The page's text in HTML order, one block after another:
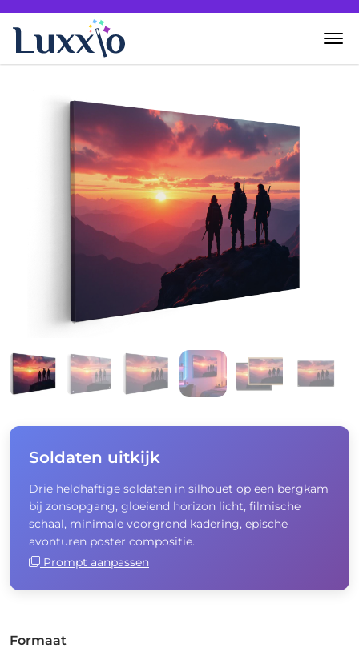
Wanddecoratie
Zelf creëren
Over Luxxio
Soldaten uitkijk
Drie heldhaftige soldaten in silhouet op een bergkam
bij zonsopgang, gloeiend horizon licht, filmische
schaal, minimale voorgrond kadering, epische
avonturen poster compositie.
Prompt aanpassen
Formaat